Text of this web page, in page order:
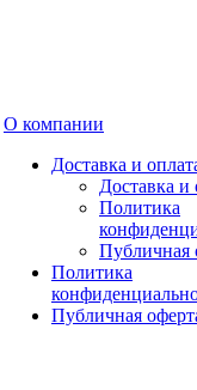
О компании
Доставка и
Доставка и
Политика
Публичная
Политика
Публичная